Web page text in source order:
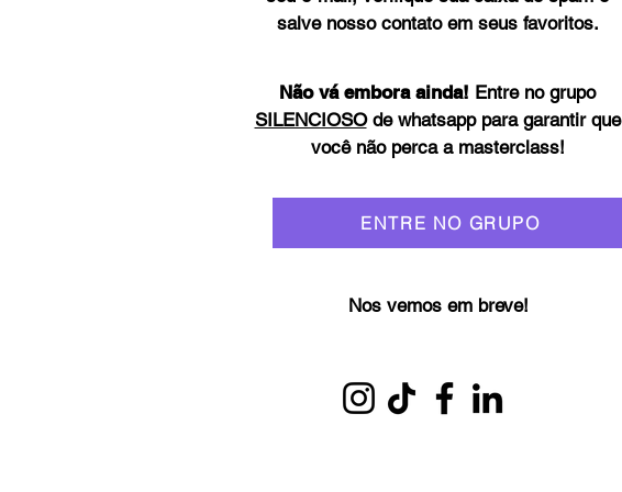
salve nosso contato em seus favoritos.
Não vá embora ainda! Entre no grupo
SILENCIOSOde whatsapp para garantir que
você não perca a masterclass!
ENTRE NO GRUPO
Nos vemos em breve!